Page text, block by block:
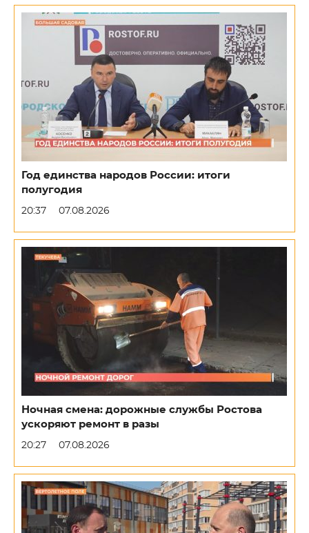
Год единства народов России: итоги
полугодия
20:37 07.08.2026
Ночная смена: дорожные службы Ростова
ускоряют ремонт в разы
20:27 07.08.2026